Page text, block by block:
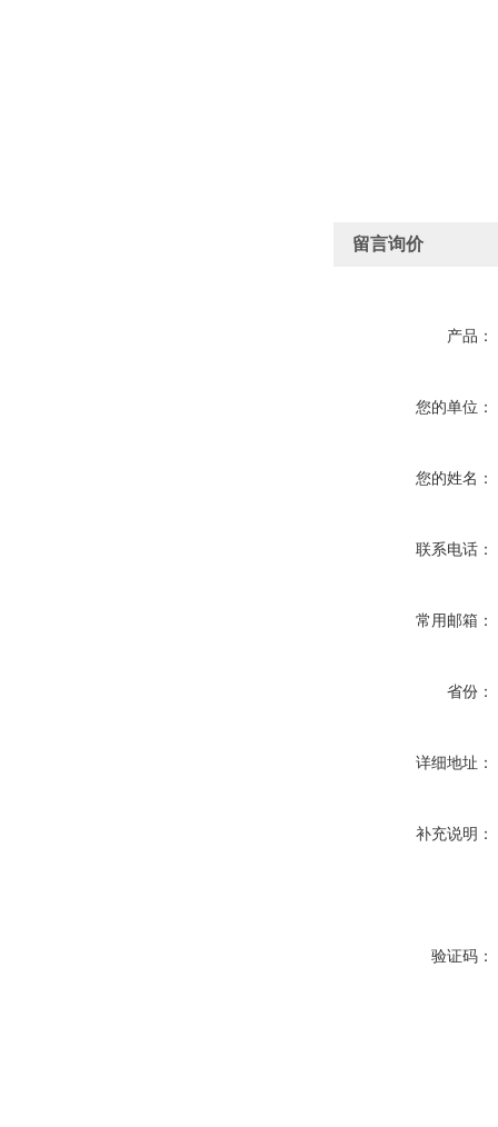
留言询价
产品：
您的单位：
您的姓名：
联系电话：
常用邮箱：
省份：
详细地址：
补充说明：
验证码：